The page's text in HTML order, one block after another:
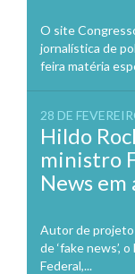
O site
jornalística de
feira matéria
28 DE
Hildo
ministro
News
Autor de projeto
de ‘fake news’,
Federal,...